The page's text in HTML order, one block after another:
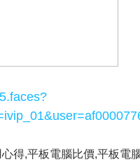
得,平板電腦比價,平板電